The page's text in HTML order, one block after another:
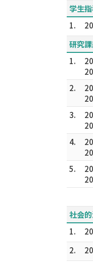
学生
1.
研究
1.
2.
3.
4.
5.
社会
1.
2.